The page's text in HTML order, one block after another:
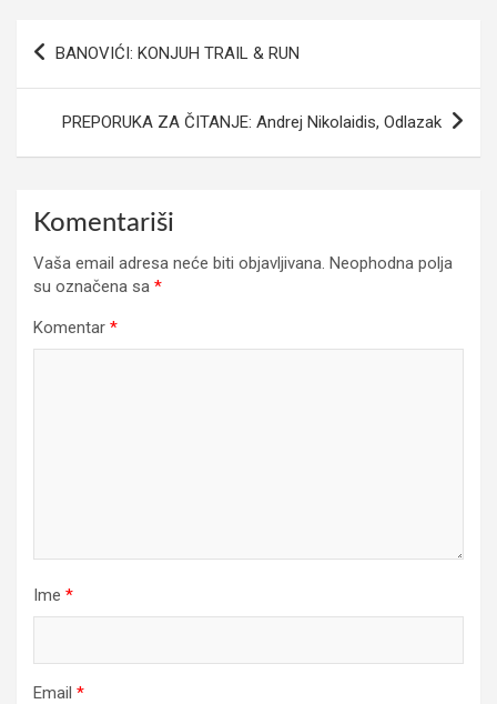
BANOVIĆI: KONJUH TRAIL & RUN
PREPORUKA ZA ČITANJE: Andrej Nikolaidis, Odlazak
Komentariši
Vaša email adresa neće biti objavljivana. Neophodna polja
su označena sa *
Komentar *
Ime *
Email *